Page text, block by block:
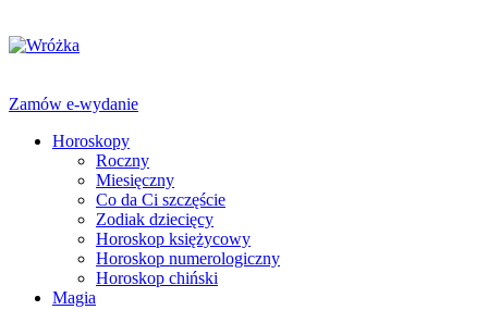
Zamów e-wydanie
Horoskopy
Roczny
Miesięczny
Co da Ci szczęście
Zodiak dziecięcy
Horoskop księżycowy
Horoskop numerologiczny
Horoskop chiński
Magia